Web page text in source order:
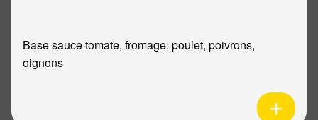
Base sauce tomate, fromage, poulet, poivrons,
oignons